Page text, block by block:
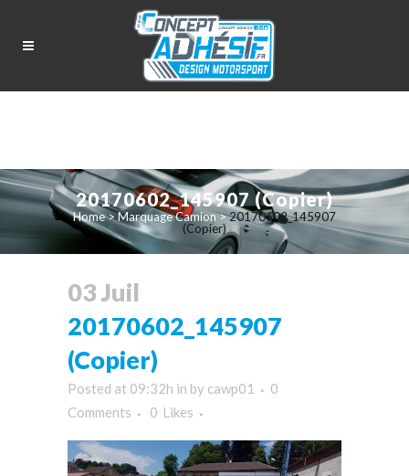
20170602_145907 (Copier)
Home>Marquage Camion>20170602_145907
(Copier)
03 Juil
20170602_145907
(Copier)
Posted at 09:32h in by cawp01
0
Comments
0 Likes